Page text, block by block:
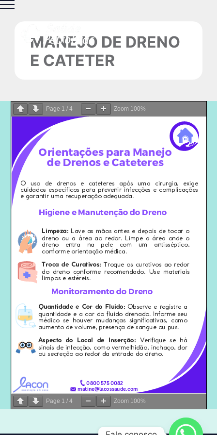
Ir
conteúdoMANEJO DE DRENO
E CATETER
Page 1 /4 Zoom 100%
Page 1 /4 Zoom 100%